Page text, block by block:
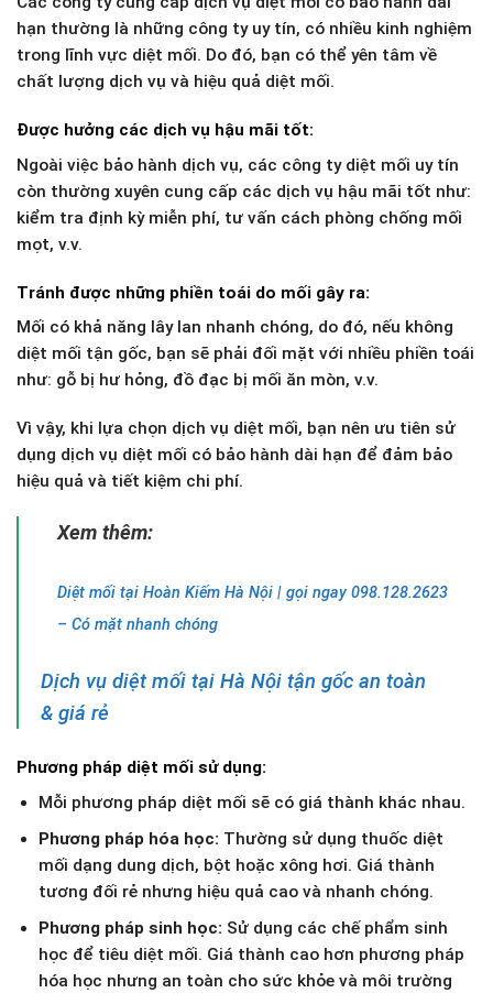
hạn thường là những công ty uy tín, có nhiều kinh nghiệm
trong lĩnh vực diệt mối. Do đó, bạn có thể yên tâm về
chất lượng dịch vụ và hiệu quả diệt mối.
Được hưởng các dịch vụ hậu mãi tốt:
Ngoài việc bảo hành dịch vụ, các công ty diệt mối uy tín
còn thường xuyên cung cấp các dịch vụ hậu mãi tốt như:
kiểm tra định kỳ miễn phí, tư vấn cách phòng chống mối
mọt, v.v.
Tránh được những phiền toái do mối gây ra:
Mối có khả năng lây lan nhanh chóng, do đó, nếu không
diệt mối tận gốc, bạn sẽ phải đối mặt với nhiều phiền toái
như: gỗ bị hư hỏng, đồ đạc bị mối ăn mòn, v.v.
Vì vậy, khi lựa chọn dịch vụ diệt mối, bạn nên ưu tiên sử
dụng dịch vụ diệt mối có bảo hành dài hạn để đảm bảo
hiệu quả và tiết kiệm chi phí.
Xem thêm:
Diệt mối tại Hoàn Kiếm Hà Nội | gọi ngay 098.128.2623
– Có mặt nhanh chóng
Dịch vụ diệt mối tại Hà Nội tận gốc an toàn
& giá rẻ
Phương pháp diệt mối sử dụng:
Mỗi phương pháp diệt mối sẽ có giá thành khác nhau.
Phương pháp hóa học: Thường sử dụng thuốc diệt
mối dạng dung dịch, bột hoặc xông hơi. Giá thành
tương đối rẻ nhưng hiệu quả cao và nhanh chóng.
Phương pháp sinh học: Sử dụng các chế phẩm sinh
học để tiêu diệt mối. Giá thành cao hơn phương pháp
hóa học nhưng an toàn cho sức khỏe và môi trường